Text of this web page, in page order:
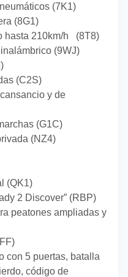
(7K1)
(8G1)
hasta 210km/h (8T8)
(9WJ)
(C2S)
y de
(G1C)
(NZ4)
(QK1)
2 Discover” (RBP)
peatones ampliadas y
con 5 puertas, batalla
código de